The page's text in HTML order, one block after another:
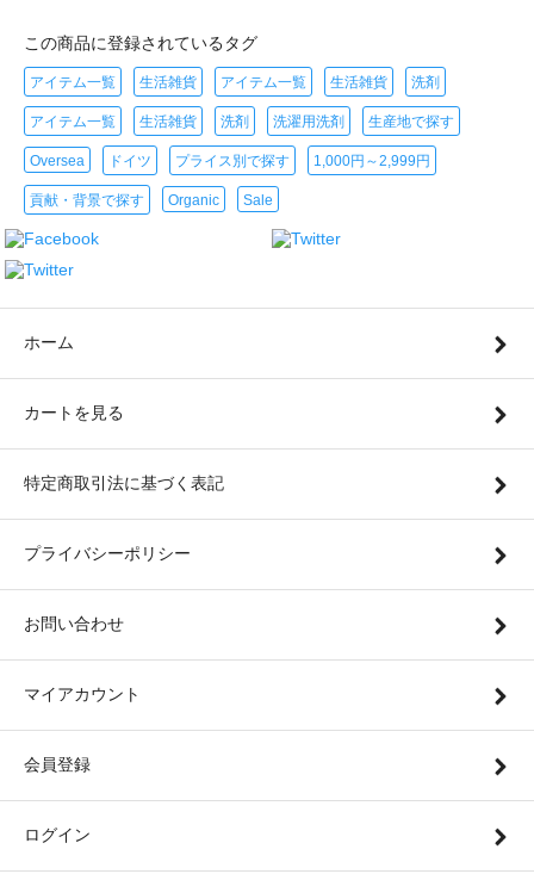
この商品に登録されているタグ
アイテム一覧 生活雑貨 アイテム一覧 生活雑貨 洗剤
アイテム一覧 生活雑貨 洗剤 洗濯用洗剤 生産地で探す
Oversea ドイツ プライス別で探す 1,000円～2,999円
貢献・背景で探す Organic Sale
ホーム
カートを見る
特定商取引法に基づく表記
プライバシーポリシー
お問い合わせ
マイアカウント
会員登録
ログイン